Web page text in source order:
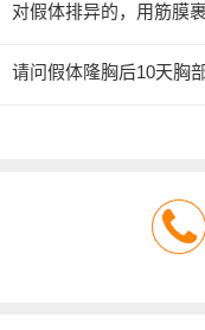
对假体排异的，用筋膜
请问假体隆胸后10天胸